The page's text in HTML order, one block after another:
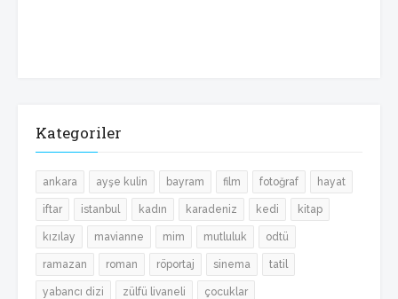
Kategoriler
ankara ayşe kulin bayram film fotoğraf hayat
iftar istanbul kadın karadeniz kedi kitap
kızılay mavianne mim mutluluk odtü
ramazan roman röportaj sinema tatil
yabancı dizi zülfü livaneli çocuklar